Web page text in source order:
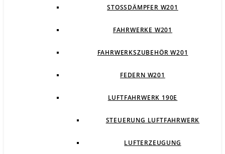
STOSSDÄMPFER W201
FAHRWERKE W201
FAHRWERKSZUBEHÖR W201
FEDERN W201
LUFTFAHRWERK 190E
STEUERUNG LUFTFAHRWERK
LUFTERZEUGUNG